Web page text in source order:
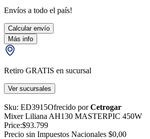
Envíos a todo el país!
Calcular envío
Más info
Retiro GRATIS en sucursal
Ver sucursales
Sku: ED3915Ofrecido porCetrogar
Mixer Liliana AH130 MASTERPIC 450W
Price:$93.799
Precio sin Impuestos Nacionales $0,00